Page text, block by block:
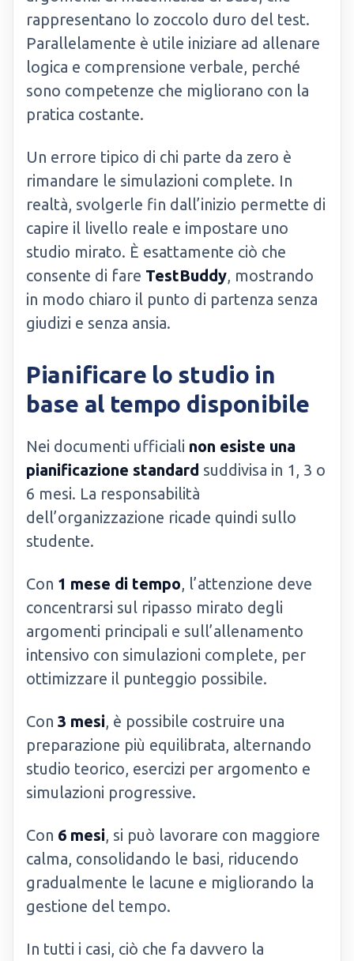
rappresentano lo zoccolo duro del test.
Parallelamente è utile iniziare ad allenare
logica e comprensione verbale, perché
sono competenze che migliorano con la
pratica costante.
Un errore tipico di chi parte da zero è
rimandare le simulazioni complete. In
realtà, svolgerle fin dall’inizio permette di
capire il livello reale e impostare uno
studio mirato. È esattamente ciò che
consente di fare TestBuddy, mostrando
in modo chiaro il punto di partenza senza
giudizi e senza ansia.
Pianificare lo studio in
base al tempo disponibile
Nei documenti ufficiali non esiste una
pianificazione standard suddivisa in 1, 3 o
6 mesi. La responsabilità
dell’organizzazione ricade quindi sullo
studente.
Con 1 mese di tempo, l’attenzione deve
concentrarsi sul ripasso mirato degli
argomenti principali e sull’allenamento
intensivo con simulazioni complete, per
ottimizzare il punteggio possibile.
Con 3 mesi, è possibile costruire una
preparazione più equilibrata, alternando
studio teorico, esercizi per argomento e
simulazioni progressive.
Con 6 mesi, si può lavorare con maggiore
calma, consolidando le basi, riducendo
gradualmente le lacune e migliorando la
gestione del tempo.
In tutti i casi, ciò che fa davvero la